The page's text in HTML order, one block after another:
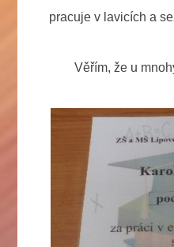
pracuje v lavicích a
Věřím, že u
Jana